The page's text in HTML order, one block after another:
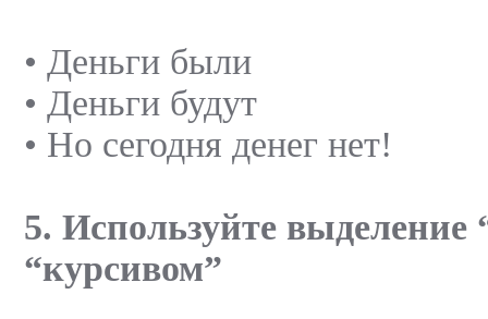
• Деньги были
• Деньги будут
• Но сегодня денег нет!
5. Используйте
“курсивом”